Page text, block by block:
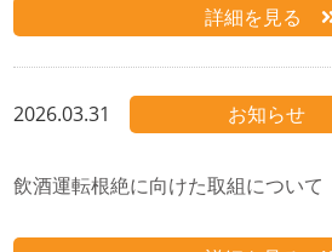
詳細を見る
2026.03.31 お知らせ
飲酒運転根絶に向けた取組について